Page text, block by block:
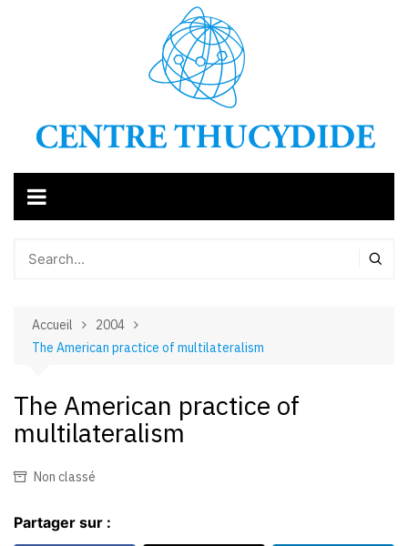
Accueil
2004
The American practice of multilateralism
The American practice of
multilateralism
Non classé
Partager sur :